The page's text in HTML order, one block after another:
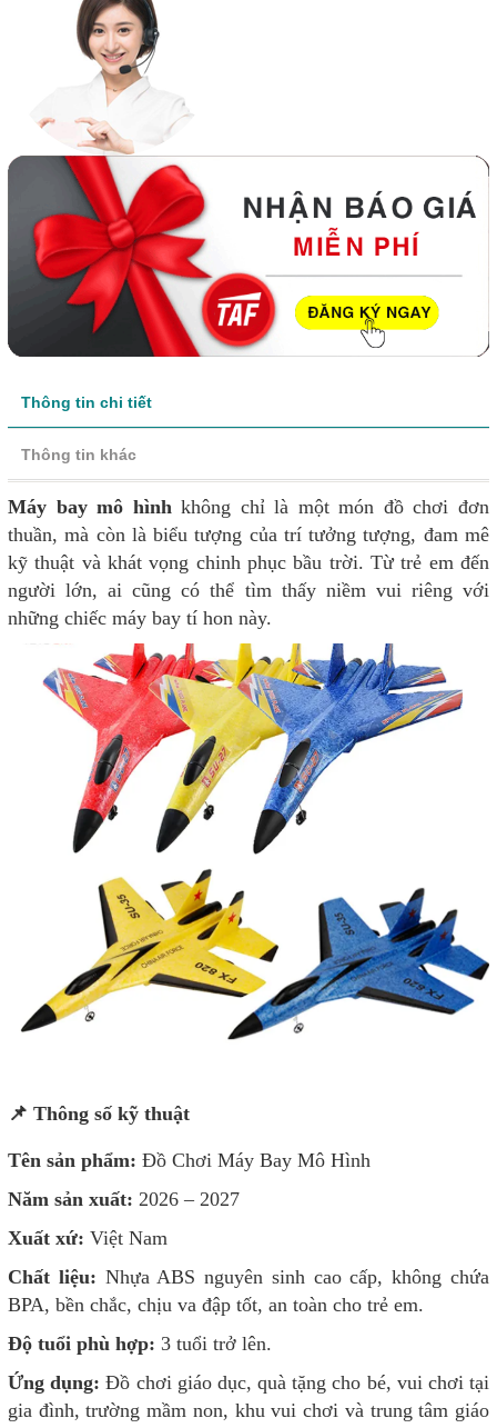
Thông tin chi tiết
Thông tin khác
Máy bay mô hình không chỉ là một món đồ chơi đơn
thuần, mà còn là biểu tượng của trí tưởng tượng, đam mê
kỹ thuật và khát vọng chinh phục bầu trời. Từ trẻ em đến
người lớn, ai cũng có thể tìm thấy niềm vui riêng với
những chiếc máy bay tí hon này.
📌 Thông số kỹ thuật
Tên sản phẩm: Đồ Chơi Máy Bay Mô Hình
Năm sản xuất: 2026 – 2027
Xuất xứ: Việt Nam
Chất liệu: Nhựa ABS nguyên sinh cao cấp, không chứa
BPA, bền chắc, chịu va đập tốt, an toàn cho trẻ em.
Độ tuổi phù hợp: 3 tuổi trở lên.
Ứng dụng: Đồ chơi giáo dục, quà tặng cho bé, vui chơi tại
gia đình, trường mầm non, khu vui chơi và trung tâm giáo